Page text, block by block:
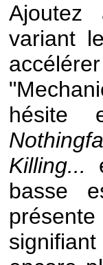
Ajoutez
variant
hésite
Killing...
basse